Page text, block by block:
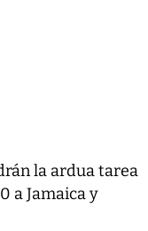
la ardua tarea
a Jamaica y